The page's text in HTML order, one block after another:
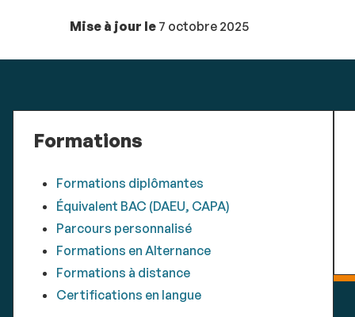
Mise à jour le 7 octobre 2025
Formations
Formations diplômantes
Équivalent BAC (DAEU, CAPA)
Parcours personnalisé
Formations en Alternance
Formations à distance
Certifications en langue